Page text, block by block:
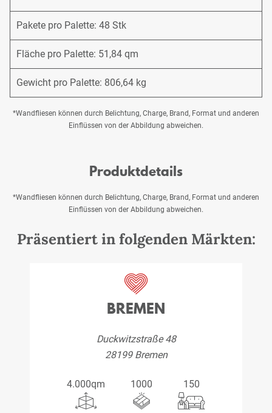
Pakete pro Palette: 48 Stk
Fläche pro Palette: 51,84 qm
Gewicht pro Palette: 806,64 kg
*Wandfliesen können durch Belichtung, Charge, Brand, Format und anderen
Einflüssen von der Abbildung abweichen.
Produktdetails
*Wandfliesen können durch Belichtung, Charge, Brand, Format und anderen
Einflüssen von der Abbildung abweichen.
Präsentiert in folgenden Märkten:
BREMEN
Duckwitzstraße 48
28199 Bremen
4.000qm 1000 150